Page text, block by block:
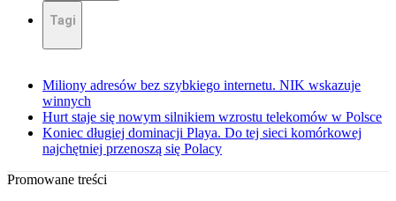
Tagi
Miliony adresów bez szybkiego internetu. NIK wskazuje
winnych
Hurt staje się nowym silnikiem wzrostu telekomów w Polsce
Koniec długiej dominacji Playa. Do tej sieci komórkowej
najchętniej przenoszą się Polacy
Promowane treści